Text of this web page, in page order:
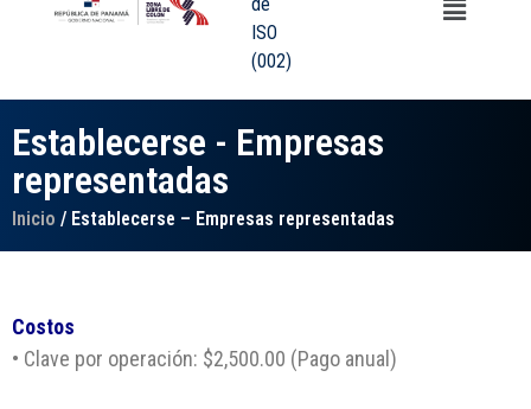
Establecerse - Empresas
representadas
Inicio / Establecerse – Empresas representadas
Costos
• Clave por operación: $2,500.00 (Pago anual)